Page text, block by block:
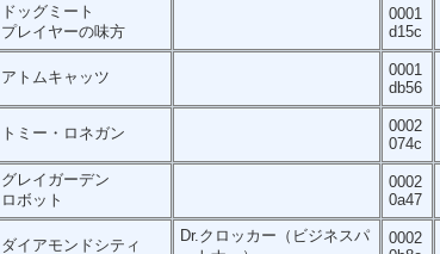
ドッグミート
プレイヤーの味方
0001
d15c
アトムキャッツ
0001
db56
トミー・ロネガン
0002
074c
グレイガーデン
ロボット
0002
0a47
ダイアモンドシティ
Dr.クロッカー（ビジネスパ
0002